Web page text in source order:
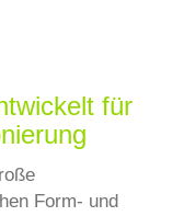
für
Form- und